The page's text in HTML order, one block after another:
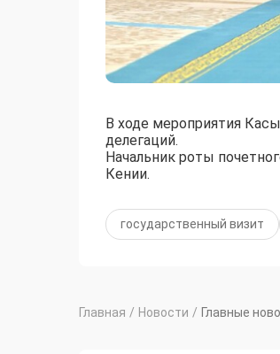
В ходе мероприятия
делегаций.
Начальник роты
Кении.
государственный визит
Главная / Новости / Главные